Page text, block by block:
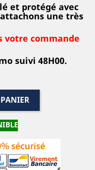
et protégé avec
une très
commande
suivi 48H00.